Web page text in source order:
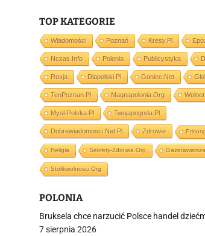
TOP KATEGORIE
Wiadomości Poznań Kresy.pl
Nczas.info Polonia Publicystyka
Rosja Dlapolski.pl Goniec.net
TenPoznan.pl Magnapolonia.org
Mysl-Polska.pl Twojapogoda.pl
Dobrewiadomosci.net.pl Zdrowie
Religia Sekrety-Zdrowia.org
Stolikwolnosci.org
POLONIA
Bruksela chce narzucić Polsce handel
7 sierpnia 2026